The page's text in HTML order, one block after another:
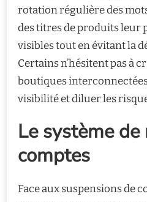
rotation régulière des
des titres de produits leur
visibles tout en évitant la
Certains n’hésitent pas à
boutiques
visibilité et diluer les
Le système
comptes
Face aux suspensions de